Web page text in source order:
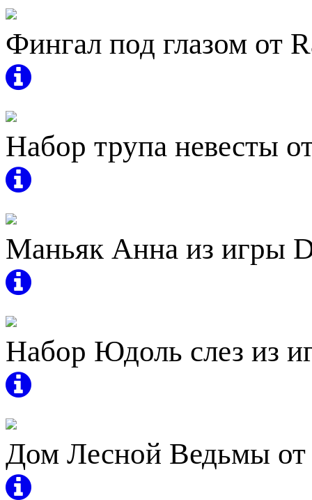
Фингал под глазом от
Набор трупа невесты
Маньяк Анна из игры
Набор Юдоль слез из
Дом Лесной Ведьмы от